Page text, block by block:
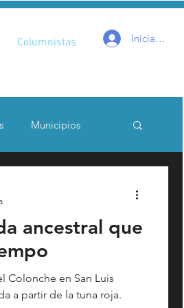
Columnistas Iniciar sesión
Municipios
Catarsis Estado
critica
ancestral que
a partir de la tuna roja.